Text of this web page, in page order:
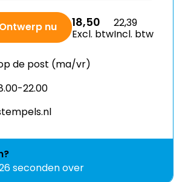
Ontwerp nu 18,50
Excl. btw
22,39
Incl. btw
de post (ma/vr)
22.00
seconden over